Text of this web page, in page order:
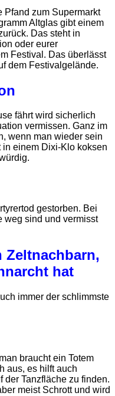
Pfand zum Supermarkt
Altglas gibt einem
Das steht in
oder eurer
Festival. Das überlässt
dem Festivalgelände.
fährt wird sicherlich
vermissen. Ganz im
wenn man wieder sein
einem Dixi-Klo koksen
gestorben. Bei
weg sind und vermisst
Zeltnachbarn,
hat
immer der schlimmste
braucht ein Totem
aus, es hilft auch
der Tanzfläche zu finden.
meist Schrott und wird